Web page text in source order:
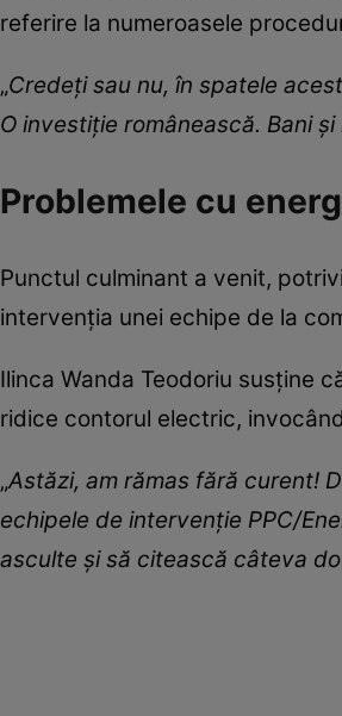
referire la numeroasele
„Credeți sau nu, în spatele
O investiție românească. Bani
Problemele cu
Punctul culminant a venit,
intervenția unei echipe de la
Ilinca Wanda Teodoriu susține
ridice contorul electric,
„Astăzi, am rămas fără curent!
echipele de intervenție PPC/
asculte și să citească câteva